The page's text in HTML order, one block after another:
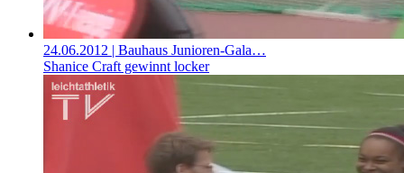
24.06.2012 | Bauhaus Junioren-Gala…
Shanice Craft gewinnt locker